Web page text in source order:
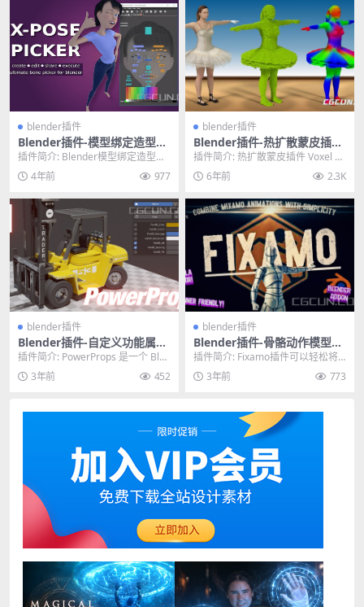
blender插件
Blender插件-模型绑定造型动
画控制器插件 X-Pose Picker
v2.2.9
插件简介: Blender模型绑定造型动
画控制器插件 X-Pose Picker...
4年前 977
blender插件
Blender插件-热扩散蒙皮插件
Voxel Heat Diffuse Skinnin
g 3.1.1
插件简介: 热扩散蒙皮插件 Voxel H
eat Diffuse Skinnin...
6年前 2.3K
blender插件
Blender插件-自定义功能属性
控制管理插件 PowerProps v
0.2.9
插件简介: PowerProps 是一个 Blen
der 插件，可帮助您通过管理...
3年前 452
blender插件
Blender插件-骨骼动作模型复
制粘贴绑定插件 Fixamo v1.0
插件简介: Fixamo插件可以轻松将
模型的动作直接复制到指定的其他
模型上，使用...
3年前 773